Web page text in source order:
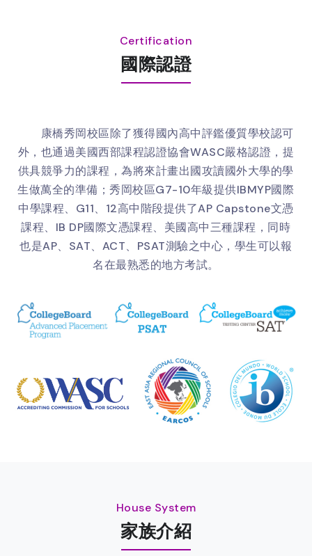
Certification
國際認證
康橋秀岡校區除了獲得國內高中評鑑優質學校認可
外，也通過美國西部課程認證協會WASC嚴格認證，提
供具競爭力的課程，為將來計畫出國攻讀國外大學的學
生做萬全的準備；秀岡校區G7-10年級提供IBMYP國際
中學課程、G11、12高中階段提供了AP Capstone文憑
課程、IB DP國際文憑課程、美國高中三種課程，同時
也是AP、SAT、ACT、PSAT測驗之中心，學生可以報
名在最熟悉的地方考試。
House System
家族介紹